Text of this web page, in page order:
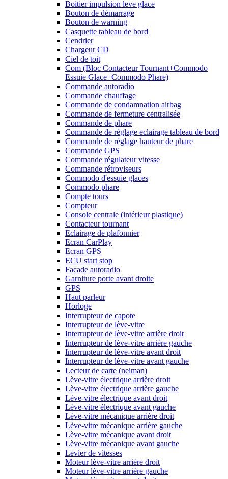
Boitier impulsion leve glace
Bouton de démarrage
Bouton de warning
Casquette tableau de bord
Cendrier
Chargeur CD
Ciel de toit
Com (Bloc Contacteur Tournant+Commodo
Essuie Glace+Commodo Phare)
Commande autoradio
Commande chauffage
Commande de condamnation airbag
Commande de fermeture centralisée
Commande de phare
Commande de réglage eclairage tableau de bord
Commande de réglage hauteur de phare
Commande GPS
Commande régulateur vitesse
Commande rétroviseurs
Commodo d'essuie glaces
Commodo phare
Compte tours
Compteur
Console centrale (intérieur plastique)
Contacteur tournant
Eclairage de plafonnier
Ecran CarPlay
Ecran GPS
ECU start stop
Facade autoradio
Garniture porte avant droite
GPS
Haut parleur
Horloge
Interrupteur de capote
Interrupteur de lève-vitre
Interrupteur de lève-vitre arrière droit
Interrupteur de lève-vitre arrière gauche
Interrupteur de lève-vitre avant droit
Interrupteur de lève-vitre avant gauche
Lecteur de carte (neiman)
Lève-vitre électrique arrière droit
Lève-vitre électrique arrière gauche
Lève-vitre électrique avant droit
Lève-vitre électrique avant gauche
Lève-vitre mécanique arrière droit
Lève-vitre mécanique arrière gauche
Lève-vitre mécanique avant droit
Lève-vitre mécanique avant gauche
Levier de vitesses
Moteur lève-vitre arrière droit
Moteur lève-vitre arrière gauche